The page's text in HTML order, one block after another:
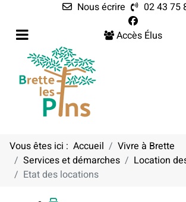
Nous écrire
02 43 75
Accès Élus
Vous êtes ici : Accueil
Vivre à Brette
Services et démarches
Location
Etat des locations
Calendrier